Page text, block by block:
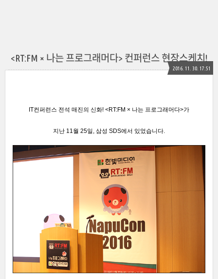
<RT:FM × 나는 프로그래머다> 컨퍼런스 현장스케치!
2016. 11. 30. 17:51
IT컨퍼런스 전석 매진의 신화! <RT:FM × 나는 프로그래머다>가
지난 11월 25일, 삼성 SDS에서 있었습니다.